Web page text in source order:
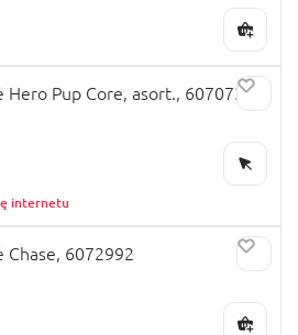
Hero Pup Core, asort., 6070734
internetu
Chase, 6072992